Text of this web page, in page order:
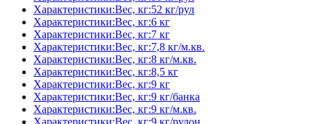
Характеристики:Вес, кг:52 кг/рул
Характеристики:Вес, кг:6 кг
Характеристики:Вес, кг:7 кг
Характеристики:Вес, кг:7,8 кг/м.кв.
Характеристики:Вес, кг:8 кг/м.кв.
Характеристики:Вес, кг:8,5 кг
Характеристики:Вес, кг:9 кг
Характеристики:Вес, кг:9 кг/банка
Характеристики:Вес, кг:9 кг/м.кв.
Характеристики:Вес, кг:9 кг/рулон